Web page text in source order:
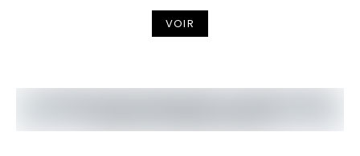
VOIR